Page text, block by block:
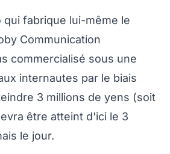
fabrique lui-même le
Communication
commercialisé sous une
internautes par le biais
3 millions de yens (soit
être atteint d'ici le 3
le jour.